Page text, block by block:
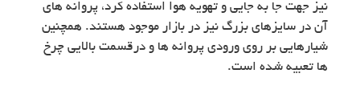
نیز جهت جا به جایی و تهویه هوا استفاده کرد، پروانه های
آن در سایزهای بزرگ نیز در بازار موجود هستند. همچنین
شیارهایی بر روی ورودی پروانه ها و درقسمت بالایی چرخ
ها تعبیه شده است.